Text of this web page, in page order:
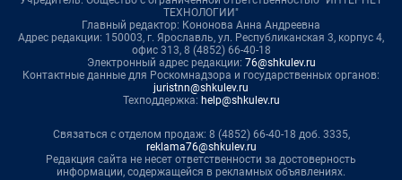
ТЕХНОЛОГИИ"
Главный редактор: Кононова Анна Андреевна
Адрес редакции: 150003, г. Ярославль, ул. Республиканская 3, корпус 4,
офис 313, 8 (4852) 66-40-18
Электронный адрес редакции: 76@shkulev.ru
Контактные данные для Роскомнадзора и государственных органов:
juristnn@shkulev.ru
Техподдержка: help@shkulev.ru
Связаться с отделом продаж: 8 (4852) 66-40-18 доб. 3335,
reklama76@shkulev.ru
Редакция сайта не несет ответственности за достоверность
информации, содержащейся в рекламных объявлениях.